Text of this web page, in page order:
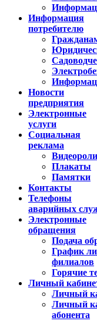
Информация
потребителю
Новости
предприятия
Электронные
услуги
Социальная
реклама
Плакаты
Памятки
Контакты
Телефоны
аварийных
Электронные
обращения
Подача
График
филиалов
Горячие
Личный
Личный
Личный
абонента